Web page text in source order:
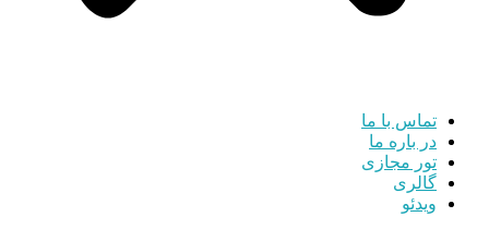
تماس با ما
در باره ما
تور مجازی
گالری
ویدئو